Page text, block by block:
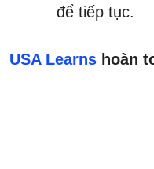
để tiếp tục.
USA Learns hoàn